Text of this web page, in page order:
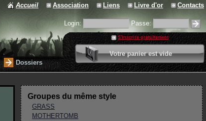
Accueil Association Liens Livre d'or Contacts
Login: Passe:
S'inscrire gratuitement
Votre panier est vide
0 article
Valider votre panier
Dossiers
Groupes du même style
GRASS
MOTHERTOMB